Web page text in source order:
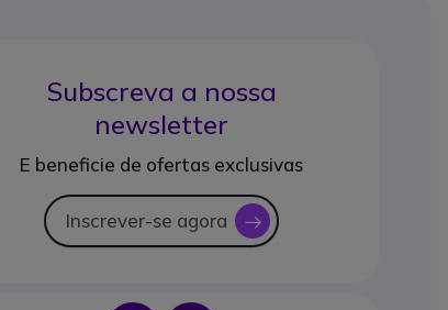
Subscreva a nossa
newsletter
E beneficie de ofertas exclusivas
Inscrever-se agora icon